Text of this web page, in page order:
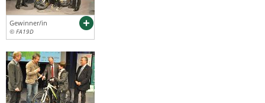
Gewinner/in
© FA19D